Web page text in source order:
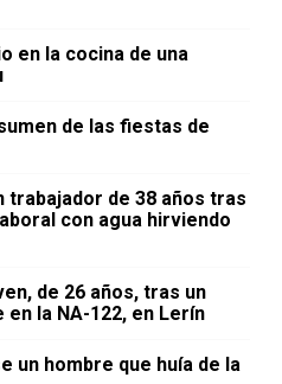
en la cocina de una
de las fiestas de
trabajador de 38 años tras
con agua hirviendo
de 26 años, tras un
la NA-122, en Lerín
un hombre que huía de la